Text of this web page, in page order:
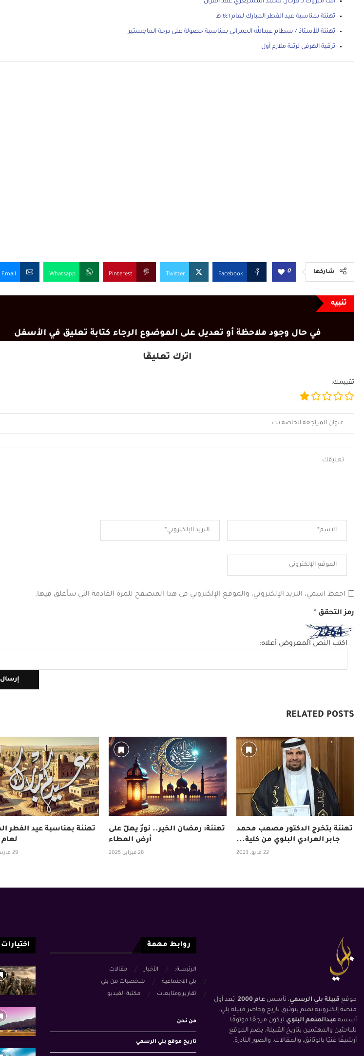
الف مبروك لـ فرحان محمد المسيعري عقد القران
تهنئة بمناسبة عيد الفطر المبارك لعام ١٤٤٦هـ
تهنئة للأستاذ / سطام عبدالله الحمراني بمناسبة حصولة على درجة الماجستير
ترقية الهرفي لرتبة ملازم أول
شاركها 0
Facebook
Twitter
Pinterest
Whatsapp
Email
تنبيه
في حال وجود ملاحظة أو تعديل على الموضوع الرجاء كتابة تعليق في الأسفل
اترك تعليقًا
تقييمك:
احفظ اسمي، البريد الإلكتروني، والموقع الإلكتروني في هذا المتصفح للمرة القادمة التي سأعلق فيها.
رمز التحقق *
اكتب النص المعروض أعلاه:
RELATED POSTS
تهنئة بمناسبة عيد الفطر
لعام ١٤٤٦هـ
29 مارس، 2025
تهنئة: رمضان الخير.. نورٌ يهلّ على
أرض العطاء
28 فبراير، 2025
تهنئة بتخرج الدكتور مصعب محمد
جابر العرادي البلوي من كلية...
22 مايو، 2023
موقع قبيلة بلي الرسمي، تأسس عام 2000
، يُعد أول
منصة إلكترونية تهتم بتوثيق تاريخ وحاضر قبيلة بلي.
أسسه عبدالمنعم البلوي ليكون مرجعًا موثوقًا
للباحثين والمهتمين بتاريخ القبيلة. يضم الموقع
أرشيفًا غنيًا بالوثائق، والمقالات، والصور النادرة.
روابط مهمة
الرئيسة: الأخبار
مقالات
بلي الاجتماعية
شخصيات من بلي
تقارير ومتابعات
مكتبة الفيديو
من نحن
تاريخ موقع بلي الرسمي